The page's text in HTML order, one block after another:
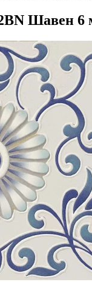
Шавен 6